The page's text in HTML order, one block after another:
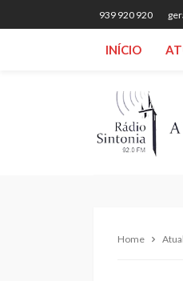
939 920 920
INÍCIO
Home